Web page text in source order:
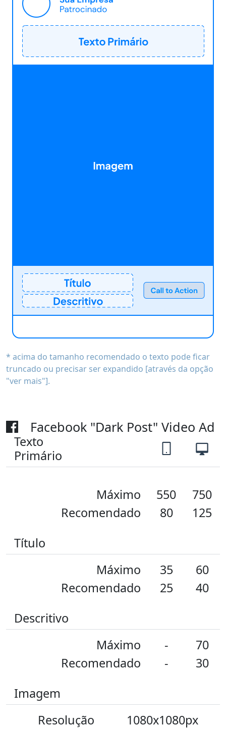
* acima do tamanho recomendado o texto pode ficar
truncado ou precisar ser expandido [através da opção
"ver mais"].
Facebook "Dark Post" Video Ad
Texto
Primário
Máximo
Recomendado
550
750
80
125
Título
Máximo
Recomendado
35
60
25
40
Descritivo
Máximo
Recomendado
-
70
-
30
Imagem
Resolução
1080x1080px